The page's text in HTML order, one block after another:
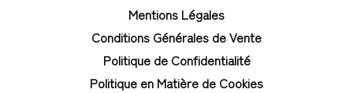
Mentions Légales
Conditions Générales de Vente
Politique de Confidentialité
Politique en Matière de Cookies